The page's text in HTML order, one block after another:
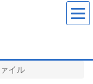
イル